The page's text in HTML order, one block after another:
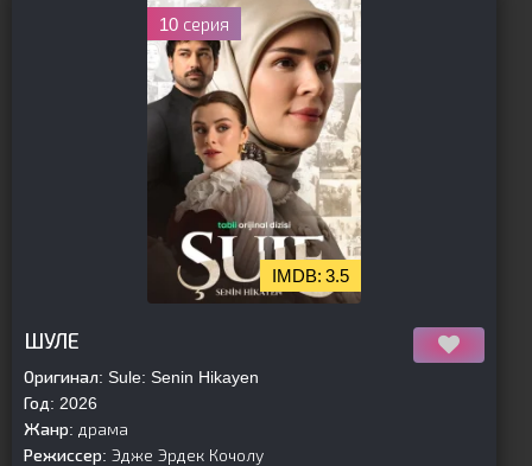
10 серия
3.5
ШУЛЕ
Оригинал: Sule: Senin Hikayen
Год: 2026
Жанр: драма
Режиссер: Эдже Эрдек Кочолу